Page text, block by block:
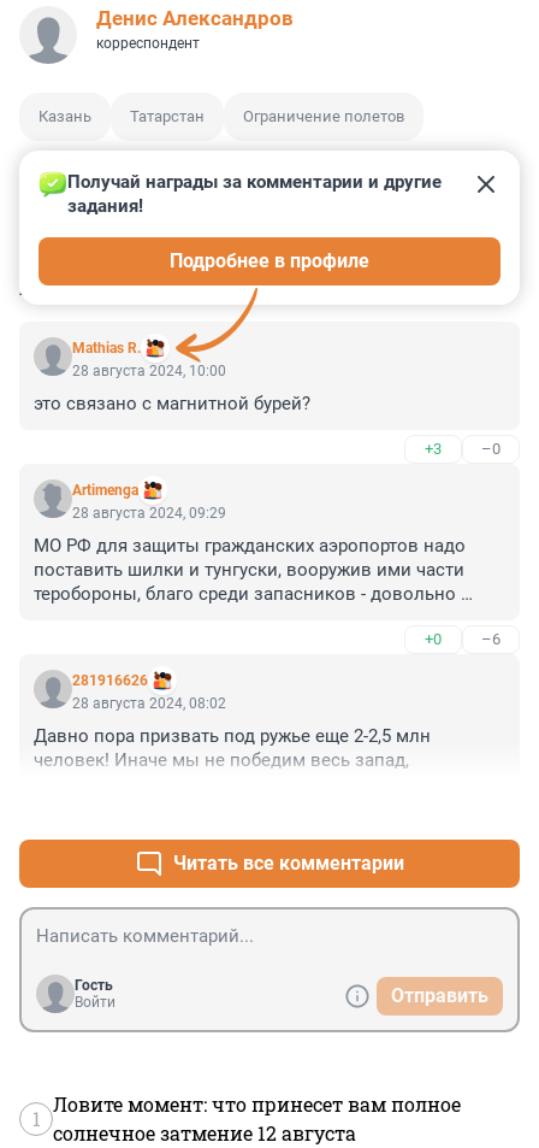
Денис Александров
корреспондент
Казань Татарстан Ограничение полетов
КОММЕНТАРИИ 7
Mathias R.
Получай награды за комментарии и другие
задания!
Подробнее в профиле
28 августа 2024, 10:00
это связано с магнитной бурей?
+3 –0
Artimenga
28 августа 2024, 09:29
МО РФ для защиты гражданских аэропортов надо
поставить шилки и тунгуски, вооружив ими части
теробороны, благо среди запасников - довольно
+0 –6
281916626
28 августа 2024, 08:02
Давно пора призвать под ружье еще 2-2,5 млн
человек! Иначе мы не победим весь запад,
Читать все комментарии
Гость
Войти
Отправить
1
Ловите момент: что принесет вам полное
солнечное затмение 12 августа